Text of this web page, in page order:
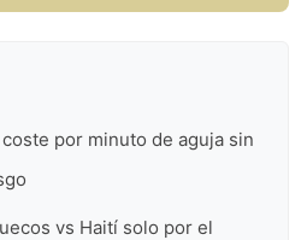
por minuto de aguja sin
vs Haití solo por el